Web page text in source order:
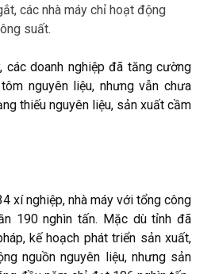
các nhà máy chỉ hoạt động
suất.
các doanh nghiệp đã tăng cường
nguyên liệu, nhưng vẫn chưa
thiếu nguyên liệu, sản xuất cầm
xí nghiệp, nhà máy với tổng công
190 nghìn tấn. Mặc dù tỉnh đã
kế hoạch phát triển sản xuất,
nguồn nguyên liệu, nhưng sản